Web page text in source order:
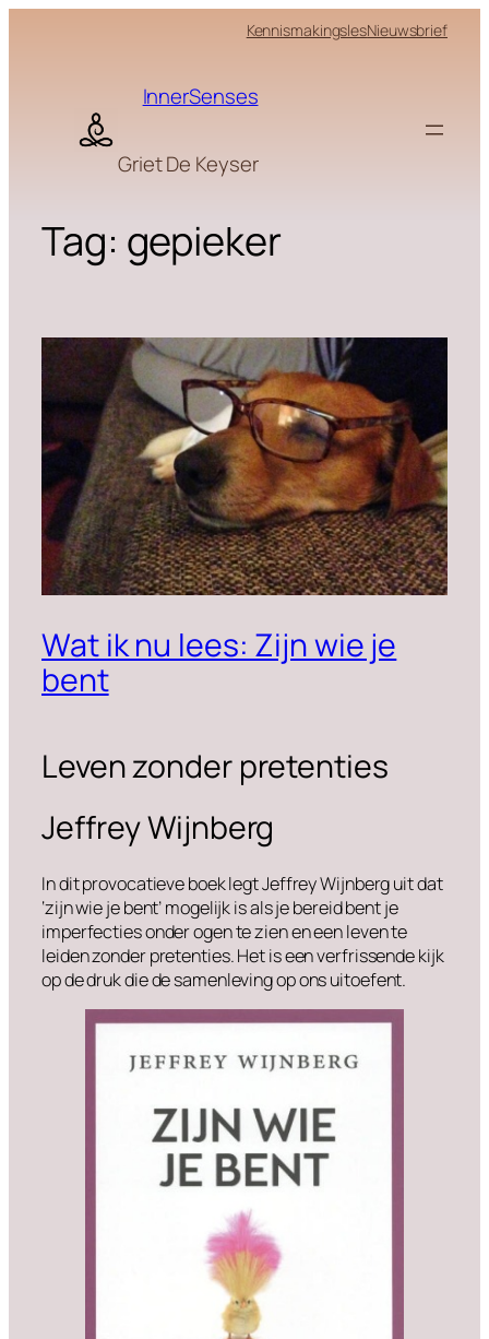
KennismakingslesNieuwsbrief
InnerSenses
Griet De Keyser
Tag: gepieker
Wat ik nu lees: Zijn wie je
bent
Leven zonder pretenties
Jeffrey Wijnberg
In dit provocatieve boek legt Jeffrey Wijnberg uit dat
‘zijn wie je bent’ mogelijk is als je bereid bent je
imperfecties onder ogen te zien en een leven te
leiden zonder pretenties. Het is een verfrissende kijk
op de druk die de samenleving op ons uitoefent.